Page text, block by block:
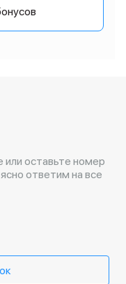
оставьте номер
ответим на все